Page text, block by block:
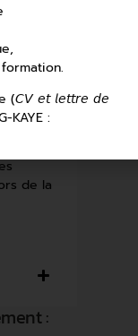
les
si
;
de la
:
𝘦𝘵 𝘭𝘦𝘵𝘵𝘳𝘦 𝘥𝘦
KAYE :